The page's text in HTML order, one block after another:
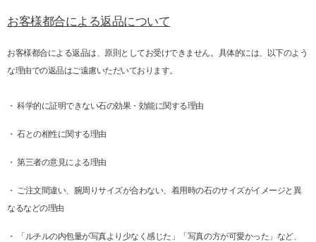
お客様都合による返品について
お客様都合による返品は、原則としてお受けできません。具体的には、以下のよう
な理由での返品はご遠慮いただいております。
・ 科学的に証明できない石の効果・効能に関する理由
・ 石との相性に関する理由
・ 第三者の意見による理由
・ ご注文間違い、腕周りサイズが合わない、着用時の石のサイズがイメージと異
なるなどの理由
・ 「ルチルの内包量が写真より少なく感じた」「写真の方が可愛かった」など、